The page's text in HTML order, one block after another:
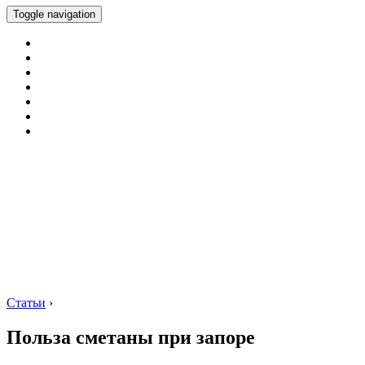
Toggle navigation
Статьи ›
Польза сметаны при запоре